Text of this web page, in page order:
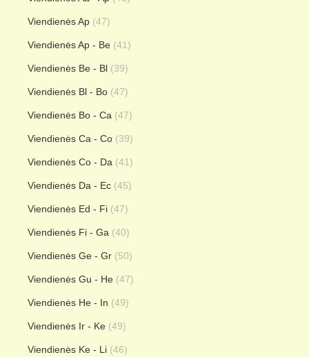
Viendienės Ap (47)
Viendienės Ap - Be (41)
Viendienės Be - Bl (39)
Viendienės Bl - Bo (47)
Viendienės Bo - Ca (47)
Viendienės Ca - Co (39)
Viendienės Co - Da (41)
Viendienės Da - Ec (45)
Viendienės Ed - Fi (47)
Viendienės Fi - Ga (40)
Viendienės Ge - Gr (50)
Viendienės Gu - He (47)
Viendienės He - In (49)
Viendienės Ir - Ke (49)
Viendienės Ke - Li (46)